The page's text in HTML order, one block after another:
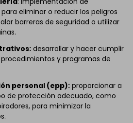
eliminar o reducir los peligros
barreras de seguridad o utilizar
desarrollar y hacer cumplir
y programas de
personal (epp): proporcionar a
de protección adecuado, como
para minimizar la